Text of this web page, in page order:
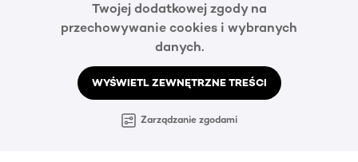
Twojej dodatkowej zgody na
przechowywanie cookies i wybranych
danych.
WYŚWIETL ZEWNĘTRZNE TREŚCI
Zarządzanie zgodami